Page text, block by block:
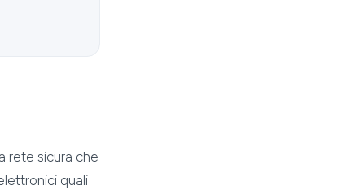
rete sicura che
quali